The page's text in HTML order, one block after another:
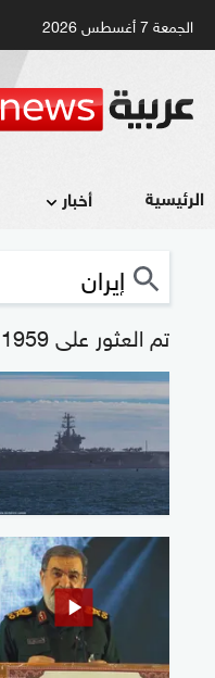
الجمعة 7 أغسطس 2026
الرئيسية أخبار
تم العثور على 11959 أخبار "إيران"